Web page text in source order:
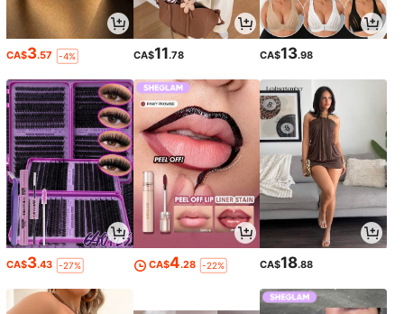
CA$3.57 -4% CA$11.78 CA$13.98
CA$3.43 -27% CA$4.28 -22% CA$18.88